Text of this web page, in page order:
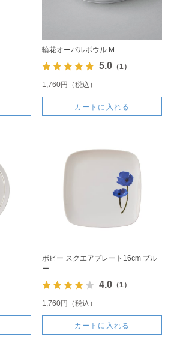
輪花オーバルボウル M
5.0（1）
1,760円（税込）
カートに入れる
ポピー スクエアプレート16cm ブル
ー
4.0（1）
1,760円（税込）
カートに入れる